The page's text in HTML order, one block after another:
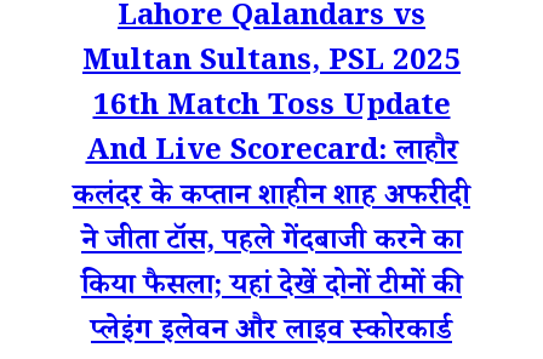
Lahore Qalandars vs
Multan Sultans, PSL 2025
16th Match Toss Update
And Live Scorecard: लाहौर
कलंदर के कप्तान शाहीन शाह अफरीदी
ने जीता टॉस, पहले गेंदबाजी करने का
किया फैसला; यहां देखें दोनों टीमों की
प्लेइंग इलेवन और लाइव स्कोरकार्ड